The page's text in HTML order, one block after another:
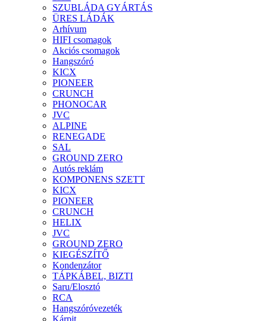
SZUBLÁDA GYÁRTÁS
ÜRES LÁDÁK
Arhívum
HIFI csomagok
Akciós csomagok
Hangszóró
KICX
PIONEER
CRUNCH
PHONOCAR
JVC
ALPINE
RENEGADE
SAL
GROUND ZERO
Autós reklám
KOMPONENS SZETT
KICX
PIONEER
CRUNCH
HELIX
JVC
GROUND ZERO
KIEGÉSZÍTŐ
Kondenzátor
TÁPKÁBEL, BIZTI
Saru/Elosztó
RCA
Hangszóróvezeték
Kárpit